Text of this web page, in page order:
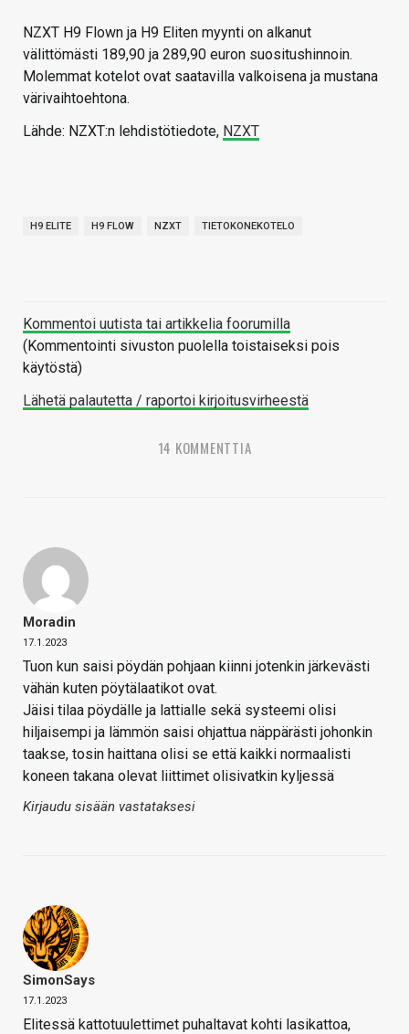
NZXT H9 Flown ja H9 Eliten myynti on alkanut
välittömästi 189,90 ja 289,90 euron suositushinnoin.
Molemmat kotelot ovat saatavilla valkoisena ja mustana
värivaihtoehtona.
Lähde: NZXT:n lehdistötiedote, NZXT
H9 ELITE H9 FLOW NZXT TIETOKONEKOTELO
Kommentoi uutista tai artikkelia foorumilla
(Kommentointi sivuston puolella toistaiseksi pois
käytöstä)
Lähetä palautetta / raportoi kirjoitusvirheestä
14 KOMMENTTIA
Moradin
17.1.2023
Tuon kun saisi pöydän pohjaan kiinni jotenkin järkevästi
vähän kuten pöytälaatikot ovat.
Jäisi tilaa pöydälle ja lattialle sekä systeemi olisi
hiljaisempi ja lämmön saisi ohjattua näppärästi johonkin
taakse, tosin haittana olisi se että kaikki normaalisti
koneen takana olevat liittimet olisivatkin kyljessä
Kirjaudu sisään vastataksesi
SimonSays
17.1.2023
Elitessä kattotuulettimet puhaltavat kohti lasikattoa,